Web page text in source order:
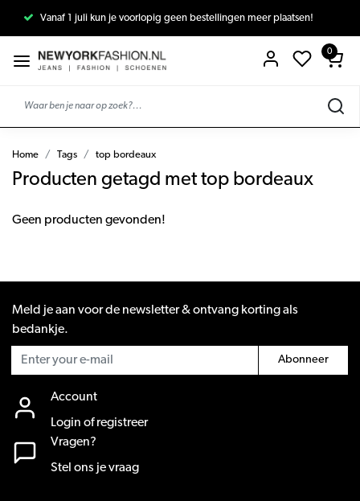
Vanaf 1 juli kun je voorlopig geen bestellingen meer plaatsen!
0
Home Tags top bordeaux
Producten getagd met top bordeaux
Geen producten gevonden!
Meld je aan voor de newsletter & ontvang korting als
bedankje.
Abonneer
Account
Login of registreer
Vragen?
Stel ons je vraag